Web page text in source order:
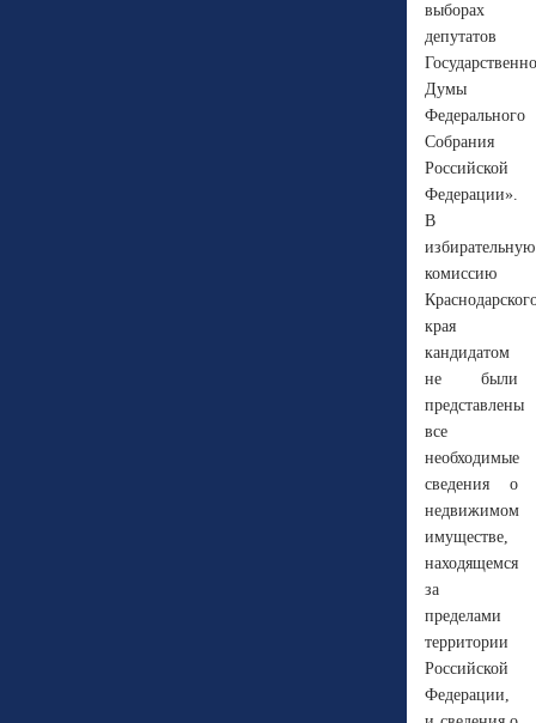
выборах
депутатов
Думы
Федерального
Собрания
Российской
Федерации».
В
избирательную
комиссию
края
кандидатом
не были
представлены
все
необходимые
сведения о
недвижимом
имуществе,
находящемся
за
пределами
территории
Российской
Федерации,